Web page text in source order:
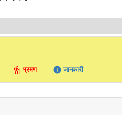
hiking भ्रमण info जानकारी